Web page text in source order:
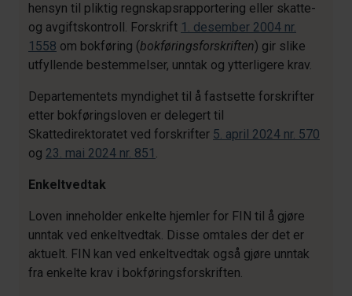
hensyn til pliktig regnskapsrapportering eller skatte-
og avgiftskontroll. Forskrift 1. desember 2004 nr.
1558 om bokføring (bokføringsforskriften) gir slike
utfyllende bestemmelser, unntak og ytterligere krav.
Departementets myndighet til å fastsette forskrifter
etter bokføringsloven er delegert til
Skattedirektoratet ved forskrifter 5. april 2024 nr. 570
og 23. mai 2024 nr. 851 .
Enkeltvedtak
Loven inneholder enkelte hjemler for FIN til å gjøre
unntak ved enkeltvedtak. Disse omtales der det er
aktuelt. FIN kan ved enkeltvedtak også gjøre unntak
fra enkelte krav i bokføringsforskriften.